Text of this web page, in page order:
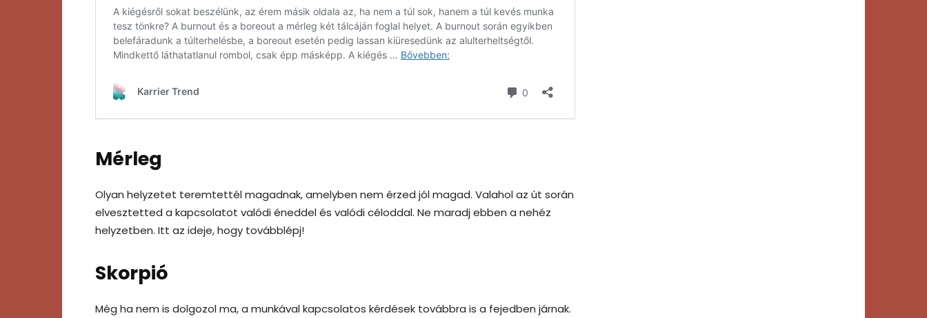
Mérleg
Olyan helyzetet teremtettél magadnak, amelyben nem érzed jól magad. Valahol az út során
elvesztetted a kapcsolatot valódi éneddel és valódi céloddal. Ne maradj ebben a nehéz
helyzetben. Itt az ideje, hogy továbblépj!
Skorpió
Még ha nem is dolgozol ma, a munkával kapcsolatos kérdések továbbra is a fejedben járnak.